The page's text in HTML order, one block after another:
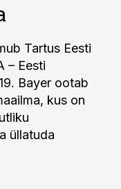
Tartus Eesti
– Eesti
Bayer ootab
kus on
üllatuda